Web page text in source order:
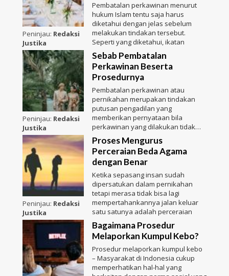
Peninjau: Redaksi
Justika
Pembatalan perkawinan menurut
hukum Islam tentu saja harus
diketahui dengan jelas sebelum
melakukan tindakan tersebut.
Seperti yang diketahui, ikatan
Peninjau: Redaksi
Justika
Sebab Pembatalan
Perkawinan Beserta
Prosedurnya
Pembatalan perkawinan atau
pernikahan merupakan tindakan
putusan pengadilan yang
memberikan pernyataan bila
perkawinan yang dilakukan tidak
sah, bahk
Peninjau: Redaksi
Justika
Proses Mengurus
Perceraian Beda Agama
dengan Benar
Ketika sepasang insan sudah
dipersatukan dalam pernikahan
tetapi merasa tidak bisa lagi
mempertahankannya jalan keluar
satu satunya adalah perceraian
Bagaimana Prosedur
Melaporkan Kumpul Kebo?
Prosedur melaporkan kumpul kebo
– Masyarakat di Indonesia cukup
memperhatikan hal-hal yang